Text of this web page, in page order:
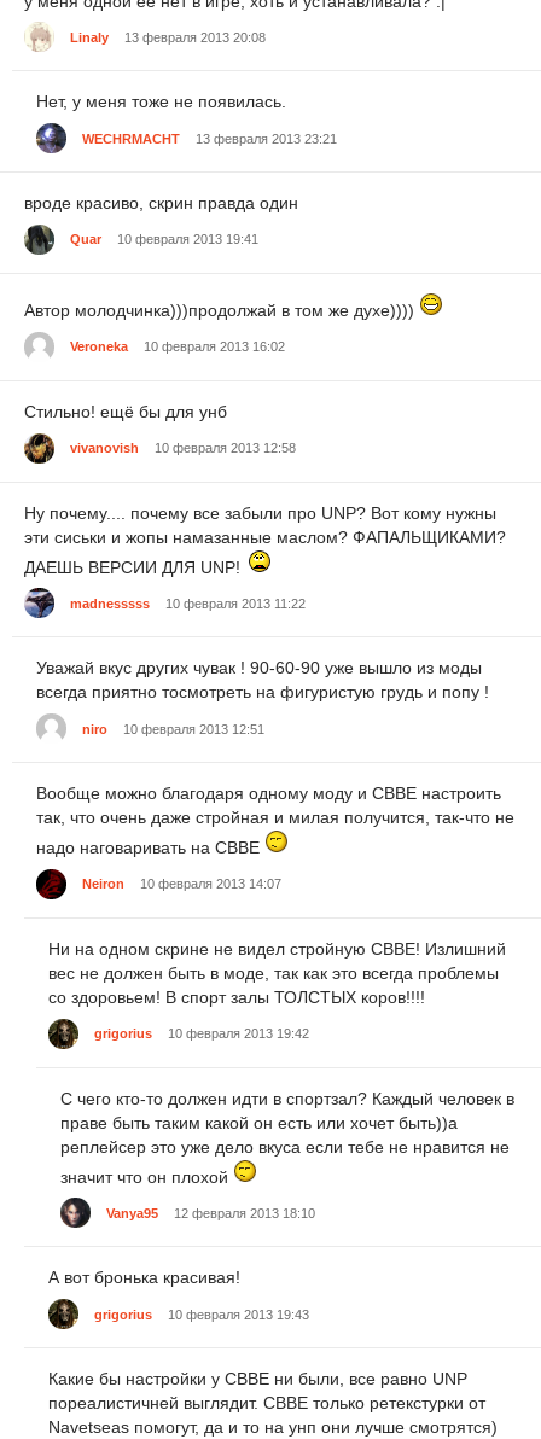
Linaly 13 февраля 2013 20:08
Нет, у меня тоже не появилась.
WECHRMACHT 13 февраля 2013 23:21
вроде красиво, скрин правда один
Quar 10 февраля 2013 19:41
Автор молодчинка)))продолжай в том же духе))))
Veroneka 10 февраля 2013 16:02
Стильно! ещё бы для унб
vivanovish 10 февраля 2013 12:58
Ну почему.... почему все забыли про UNP? Вот кому нужны
эти сиськи и жопы намазанные маслом? ФАПАЛЬЩИКАМИ?
ДАЕШЬ ВЕРСИИ ДЛЯ UNP!
madnesssss 10 февраля 2013 11:22
Уважай вкус других чувак ! 90-60-90 уже вышло из моды
всегда приятно тосмотреть на фигуристую грудь и попу !
niro 10 февраля 2013 12:51
Вообще можно благодаря одному моду и CBBE настроить
так, что очень даже стройная и милая получится, так-что не
надо наговаривать на CBBE
Neiron 10 февраля 2013 14:07
Ни на одном скрине не видел стройную CBBE! Излишний
вес не должен быть в моде, так как это всегда проблемы
со здоровьем! В спорт залы ТОЛСТЫХ коров!!!!
grigorius 10 февраля 2013 19:42
С чего кто-то должен идти в спортзал? Каждый человек в
праве быть таким какой он есть или хочет быть))а
реплейсер это уже дело вкуса если тебе не нравится не
значит что он плохой
Vanya95 12 февраля 2013 18:10
А вот бронька красивая!
grigorius 10 февраля 2013 19:43
Какие бы настройки у CBBE ни были, все равно UNP
пореалистичней выглядит. СВВЕ только ретекстурки от
Navetseas помогут, да и то на унп они лучше смотрятся)